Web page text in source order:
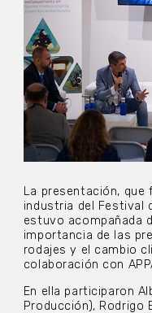
La presentación,
industria del Festival
estuvo acompañada
importancia de las
rodajes y el cambio
colaboración con
En ella participaron
Producción), Rodrigo